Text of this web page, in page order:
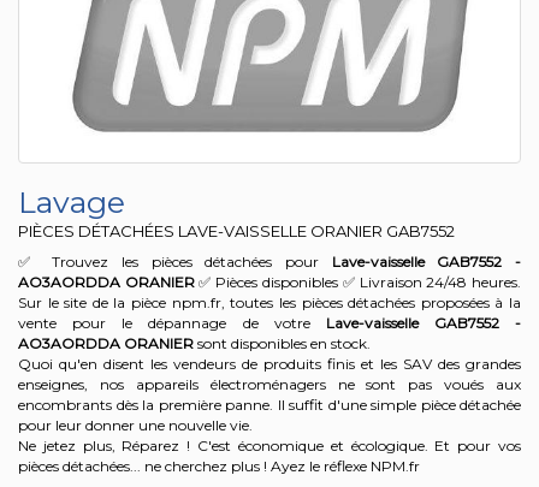
Lavage
PIÈCES DÉTACHÉES LAVE-VAISSELLE ORANIER GAB7552
✅ Trouvez les pièces détachées pour Lave-vaisselle GAB7552 -
AO3AORDDA ORANIER✅ Pièces disponibles ✅ Livraison 24/48 heures.
Sur le site de la pièce npm.fr, toutes les pièces détachées proposées à la
vente pour le dépannage de votre Lave-vaisselle GAB7552 -
AO3AORDDA ORANIER sont disponibles en stock.
Quoi qu'en disent les vendeurs de produits finis et les SAV des grandes
enseignes, nos appareils électroménagers ne sont pas voués aux
encombrants dès la première panne. Il suffit d'une simple pièce détachée
pour leur donner une nouvelle vie.
Ne jetez plus, Réparez ! C'est économique et écologique. Et pour vos
pièces détachées... ne cherchez plus ! Ayez le réflexe NPM.fr